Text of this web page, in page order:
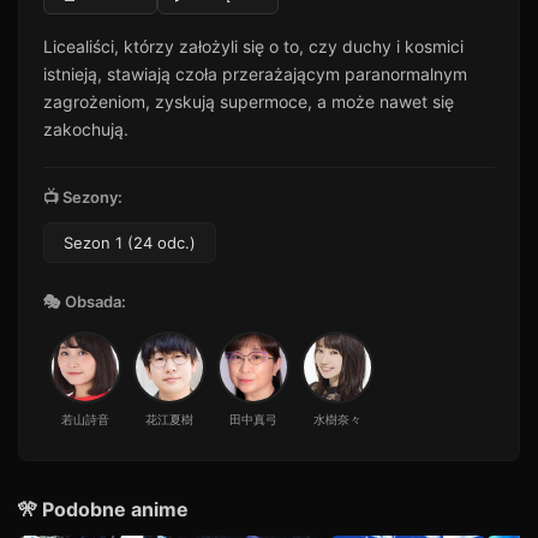
39 min · Sezon 1
12 Odcinek 12
50 min · Sezon 1
41 min · Sezon 1
50 min · Sezon 1
16 Odcinek 16
46 min · Sezon 1
17 Odcinek 17
26 min · Sezon 1
Licealiści, którzy założyli się o to, czy duchy i kosmici
istnieją, stawiają czoła przerażającym paranormalnym
zagrożeniom, zyskują supermoce, a może nawet się
zakochują.
📺 Sezony:
Sezon 1 (24 odc.)
🎭 Obsada:
若山詩音 花江夏樹 田中真弓 水樹奈々
🎌 Podobne anime